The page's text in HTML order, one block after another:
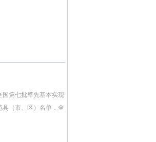
国第七批率先基本实现
县（市、区）名单，全